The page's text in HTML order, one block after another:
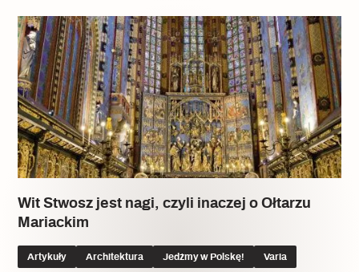
Wit Stwosz jest nagi, czyli inaczej o Ołtarzu
Mariackim
Artykuły Architektura Jedźmy w Polskę! Varia